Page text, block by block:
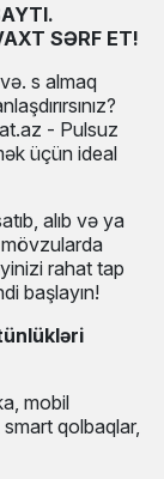
SƏRF ET!
s almaq
- Pulsuz
üçün ideal
alıb və ya
rahat tap
başlayın!
mobil
qolbaqlar,